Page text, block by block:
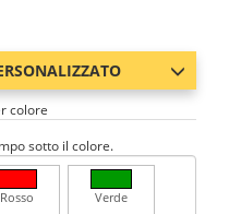
colore
sotto il colore.
Rosso Verde